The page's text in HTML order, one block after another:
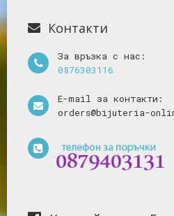
Контакти
За връзка с нас:
0876303116
E-mail за контакти:
orders@bijuteria-